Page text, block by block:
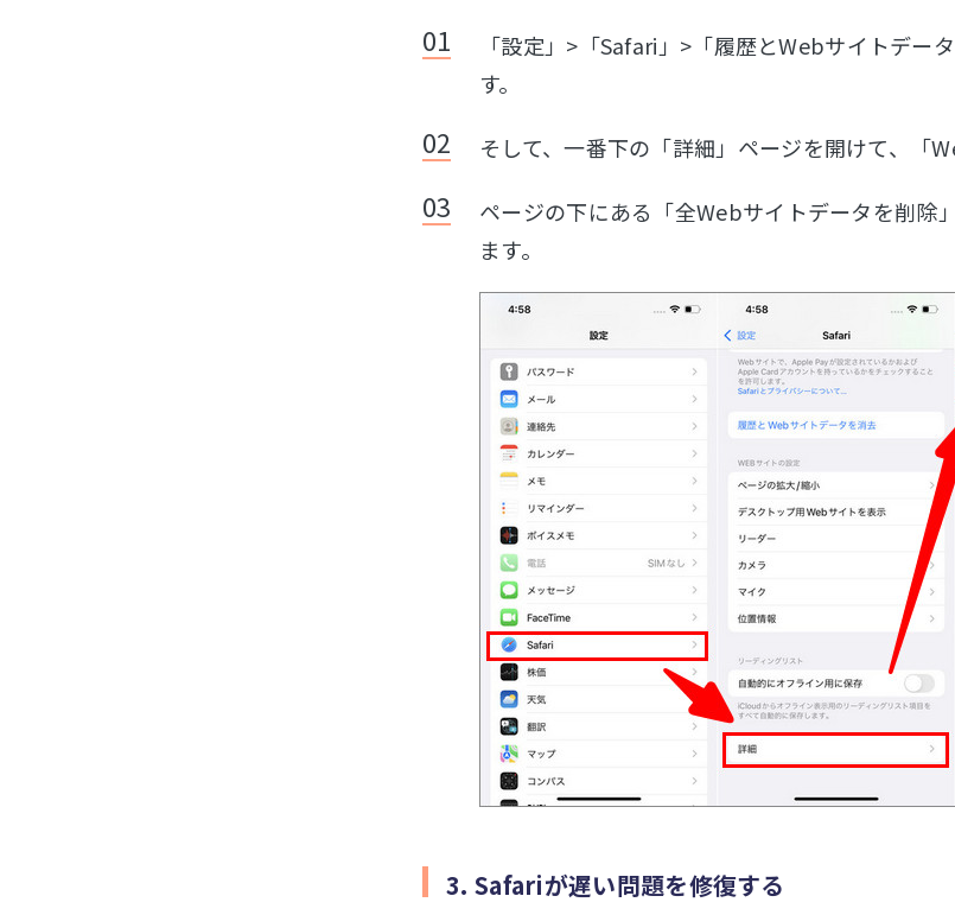
「設定」>「Safari」>「履歴とWebサイトデー
す。
そして、一番下の「詳細」ページを開けて、「
ページの下にある「全Webサイトデータを削除
ます。
3. Safariが遅い問題を修復する